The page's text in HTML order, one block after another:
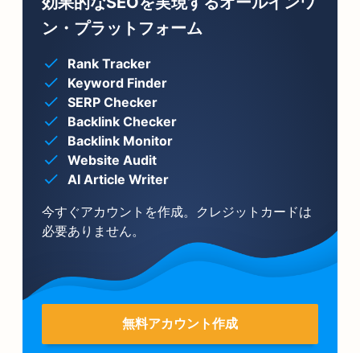
ン・プラットフォーム
Rank Tracker
Keyword Finder
SERP Checker
Backlink Checker
Backlink Monitor
Website Audit
AI Article Writer
今すぐアカウントを作成。クレジットカードは
必要ありません。
無料アカウント作成